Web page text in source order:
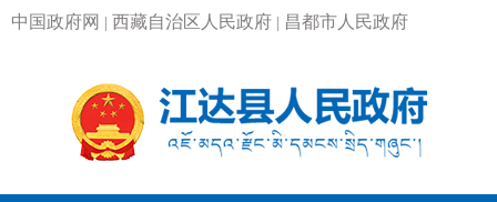
中国政府网 西藏自治区人民政府 昌都市人民政府